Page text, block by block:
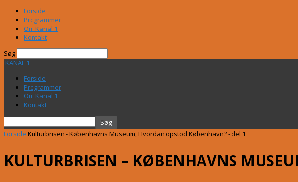
Forside
Programmer
Om Kanal 1
Kontakt
Søg
KANAL 1
Forside
Programmer
Om Kanal 1
Kontakt
Forside Kulturbrisen - Københavns Museum, Hvordan opstod København? - del 1
KULTURBRISEN – KØBENHAVNS